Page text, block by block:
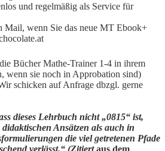
und regelmäßig als Service für
Mail, wenn Sie das neue MT Ebook+
Bücher Mathe-Trainer 1-4 in ihrem
wenn sie noch in Approbation sind)
schicken auf Anfrage dbzgl. gerne
dieses Lehrbuch nicht „0815“ ist,
Ansätzen als auch in
die viel getretenen Pfade
verlässt.“ (Zitiertaus dem